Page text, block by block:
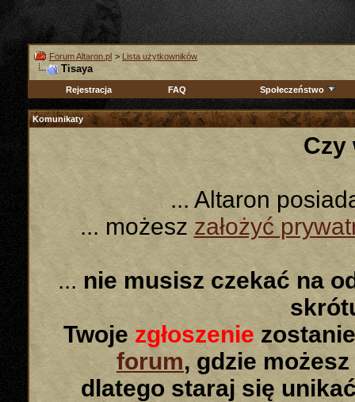
Forum Altaron.pl > Lista użytkowników
Tisaya
Rejestracja FAQ Społeczeństwo
Komunikaty
Czy
... Altaron
... możeszzałożyć
... nie musisz czekać na
Twoje zgłoszenie
forum, gdzie
dlatego staraj się